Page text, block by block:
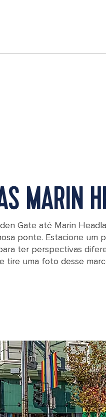
MARIN
Gate até Marin
ponte. Estacione um
ter perspectivas
tire uma foto desse